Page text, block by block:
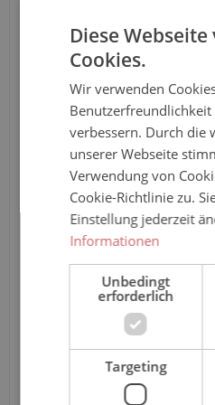
Produktpreis
Zwischensumme
Teile diese Konfiguration
Einmal-Link
Diese
Cookies.
Wir verwenden
verbessern. Durch die
unserer Webseite
Verwendung von
Cookie-Richtlinie zu.
Einstellung jederzeit
Informationen
Unbedingt
erforderlich
Targeting